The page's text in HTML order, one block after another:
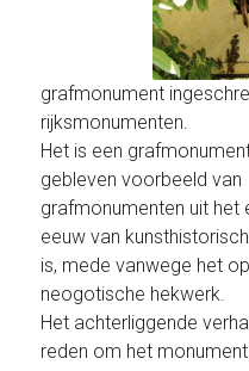
grafmonument
rijksmonumenten.
Het is een
gebleven voorbeeld van
grafmonumenten uit het
eeuw van
is, mede vanwege het
neogotische hekwerk.
Het achterliggende
reden om het